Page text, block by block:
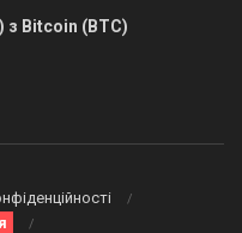
з Bitcoin (BTC)